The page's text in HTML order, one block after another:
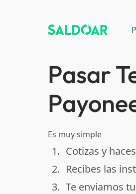
Pasar
Es muy simple
done
1. Cotizas y
done
2. Recibes las
done
3. Te enviamos